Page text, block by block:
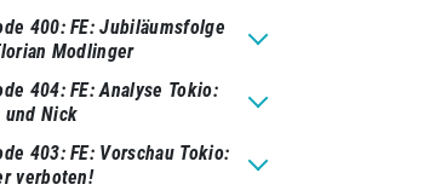
400 FE: Jubiläumsfolge
Modlinger
404 FE: Analyse Tokio:
und Nick
403 FE: Vorschau Tokio:
verboten!